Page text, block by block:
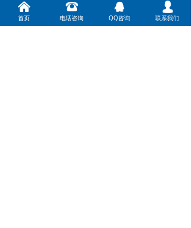
낀
首页
뀰
电话咨询
뀩
QQ咨询
넙
联系我们